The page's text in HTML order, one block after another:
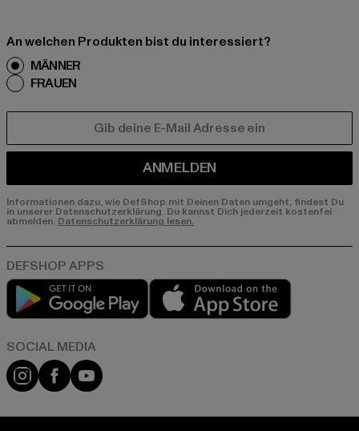
An welchen Produkten bist du interessiert?
MÄNNER
FRAUEN
ANMELDEN
Informationen dazu, wie DefShop mit Deinen Daten umgeht, findest Du
in unserer Datenschutzerklärung. Du kannst Dich jederzeit kostenfei
abmelden. Datenschutzerklärung lesen.
Play market
Instagram
FacebookYouTube